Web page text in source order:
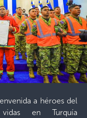
a héroes del
en Turquía